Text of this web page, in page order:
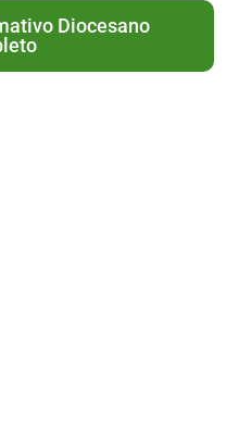
Diocesano